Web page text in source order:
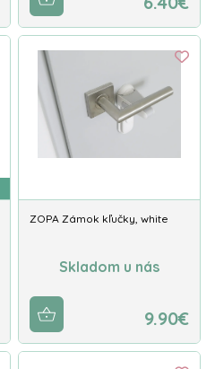
ZOPA Zámok kľučky, white
Skladom u nás
9.90€